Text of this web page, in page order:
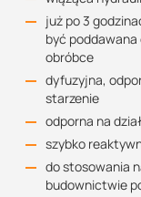
już po 3
być poddawana
obróbce
dyfuzyjna,
starzenie
odporna na
szybko
do stosowania
budownictwie